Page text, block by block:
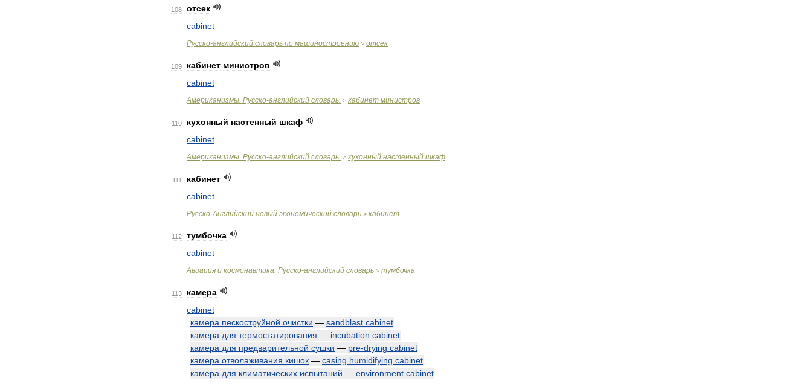
108
отсек
cabinet
Русско-английский словарь по машиностроению > отсек
109 кабинет министров
cabinet
Американизмы. Русско-английский словарь. > кабинет министров
110 кухонный настенный шкаф
cabinet
Американизмы. Русско-английский словарь. > кухонный настенный шкаф
111
кабинет
cabinet
Русско-Английский новый экономический словарь > кабинет
112
тумбочка
cabinet
Авиация и космонавтика. Русско-английский словарь > тумбочка
113
камера
cabinet
камера пескоструйной очистки — sandblast cabinet
камера для термостатирования — incubation cabinet
камера для предварительной сушки — pre-drying cabinet
камера отволаживания кишок — casing humidifying cabinet
камера для климатических испытаний — environment cabinet